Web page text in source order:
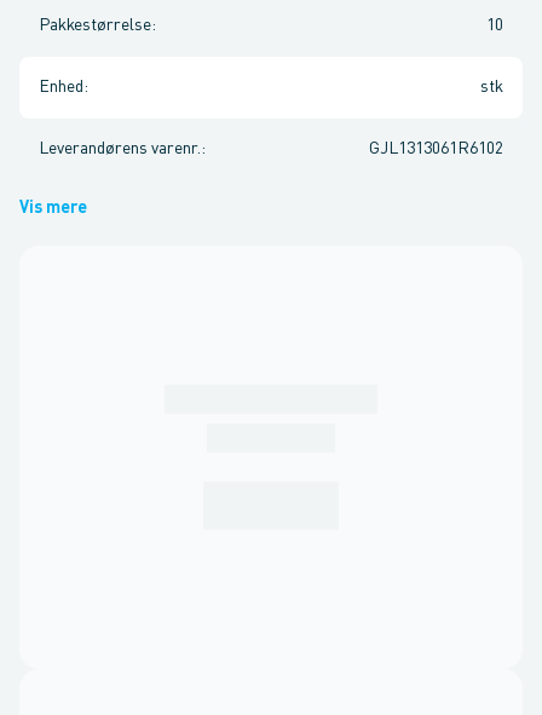
Pakkestørrelse: 10
Enhed : stk
Leverandørens varenr. : GJL1313061R6102
Vis mere